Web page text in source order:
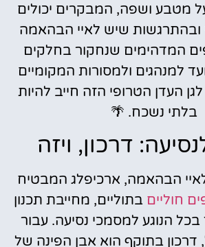
מטבע ושפה, המבקרים יכולים
ובהתרגשות שיש לאיי הבהאמה
המדהימים שנחקור בחלקים
למנהגים ולמסורות המקומיים
העדן הטרופי הזה חייב להיות
בלתי נשכח. 🌴
דרכון, ויזה
הבהאמה, ארכיפלג המבטיח
חוליים בתוליים, מחייבת תכנון
בכל הנוגע למסמכי נסיעה. עבור
דרכון בתוקף הוא אבן הפינה של